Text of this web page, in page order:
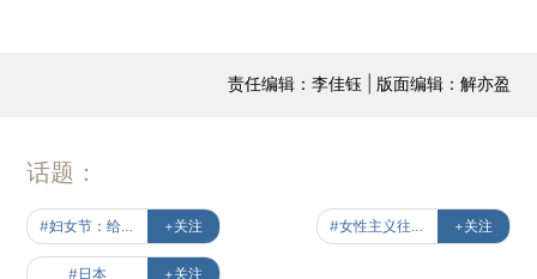
责任编辑：李佳钰 | 版面编辑：解亦盈
话题：
+关注 +关注
#日本 +关注